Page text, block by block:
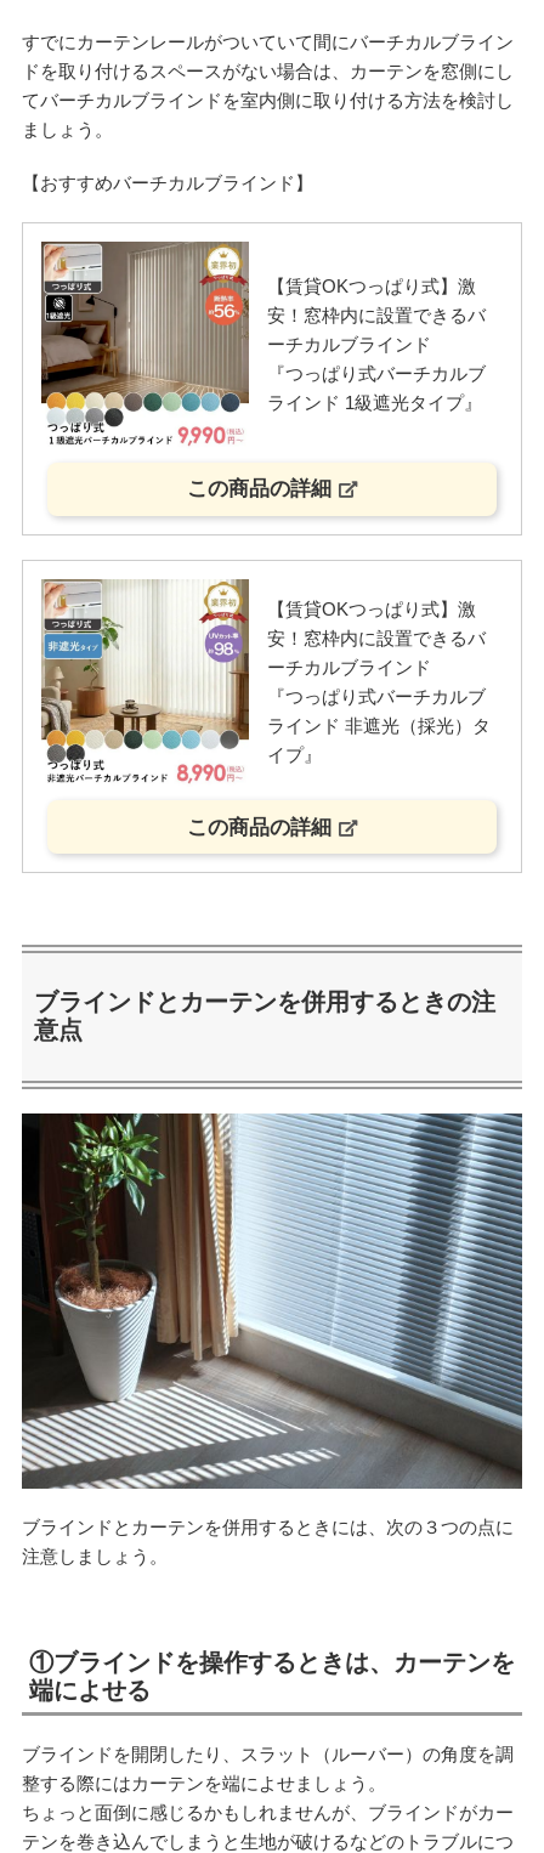
すでにカーテンレールがついていて間にバーチカルブライン
ドを取り付けるスペースがない場合は、カーテンを窓側にし
てバーチカルブラインドを室内側に取り付ける方法を検討し
ましょう。
【おすすめバーチカルブラインド】
【賃貸OKつっぱり式】激
安！窓枠内に設置できるバ
ーチカルブラインド
『つっぱり式バーチカルブ
ラインド 1級遮光タイプ』
この商品の詳細
【賃貸OKつっぱり式】激
安！窓枠内に設置できるバ
ーチカルブラインド
『つっぱり式バーチカルブ
ラインド 非遮光（採光）タ
イプ』
この商品の詳細
ブラインドとカーテンを併用するときの注
意点
ブラインドとカーテンを併用するときには、次の３つの点に
注意しましょう。
①ブラインドを操作するときは、カーテンを
端によせる
ブラインドを開閉したり、スラット（ルーバー）の角度を調
整する際にはカーテンを端によせましょう。
ちょっと面倒に感じるかもしれませんが、ブラインドがカー
テンを巻き込んでしまうと生地が破けるなどのトラブルにつ